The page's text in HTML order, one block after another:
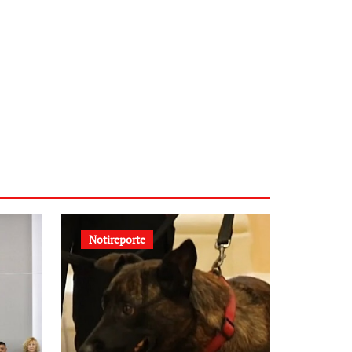
Notireporte